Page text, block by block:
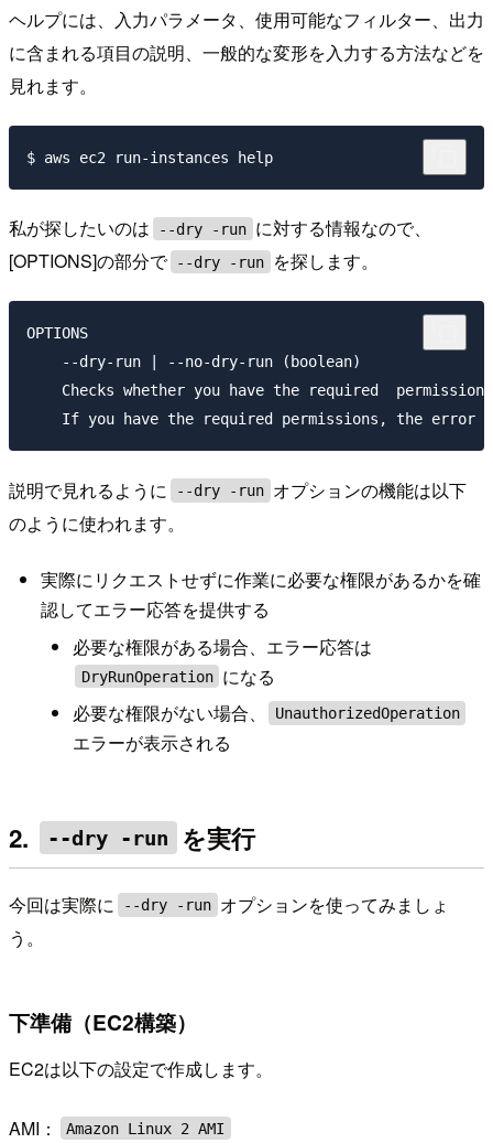
ヘルプには、入力パラメータ、使用可能なフィルター、出力
に含まれる項目の説明、一般的な変形を入力する方法などを
見れます。
私が探したいのは --dry -run に対する情報なので、
[OPTIONS]の部分で
--dry -run を探します。
OPTIONS
    --dry-run | --no-dry-run (boolean)
Checks whether you have the required
説明で見れるように --dry -run オプションの機能は以下
のように使われます。
実際にリクエストせずに作業に必要な権限があるかを確
認してエラー応答を提供する
必要な権限がある場合、エラー応答は
DryRunOperation になる
必要な権限がない場合、
UnauthorizedOperation
エラーが表示される
2. --dry -run を実行
今回は実際に --dry -run オプションを使ってみましょ
う。
下準備（EC2構築）
EC2は以下の設定で作成します。
AMI： Amazon Linux 2 AMI